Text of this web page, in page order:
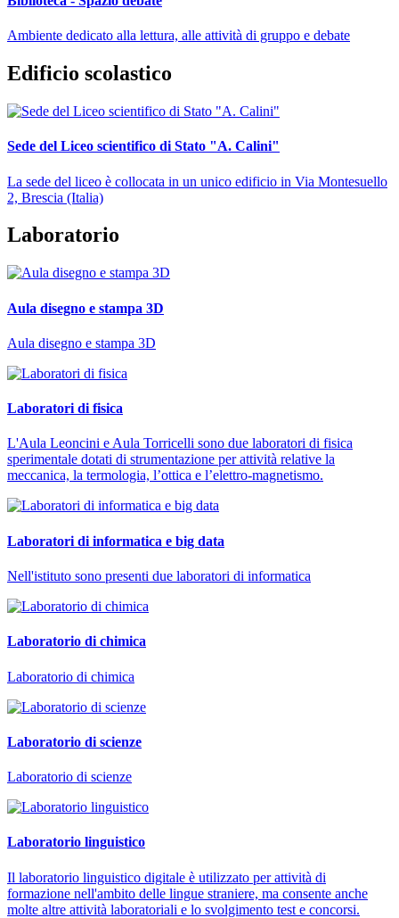
Ambiente dedicato alla lettura, alle attività di gruppo e debate
Edificio scolastico
Sede del Liceo scientifico di Stato "A. Calini"
La sede del liceo è collocata in un unico edificio in Via Montesuello
2, Brescia (Italia)
Laboratorio
Aula disegno e stampa 3D
Aula disegno e stampa 3D
Laboratori di fisica
L'Aula Leoncini e Aula Torricelli sono due laboratori di fisica
sperimentale dotati di strumentazione per attività relative la
meccanica, la termologia, l’ottica e l’elettro-magnetismo.
Laboratori di informatica e big data
Nell'istituto sono presenti due laboratori di informatica
Laboratorio di chimica
Laboratorio di chimica
Laboratorio di scienze
Laboratorio di scienze
Laboratorio linguistico
Il laboratorio linguistico digitale è utilizzato per attività di
formazione nell'ambito delle lingue straniere, ma consente anche
molte altre attività laboratoriali e lo svolgimento test e concorsi.